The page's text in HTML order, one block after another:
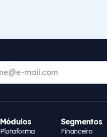
Módulos
Plataforma
Segmentos
Financeiro